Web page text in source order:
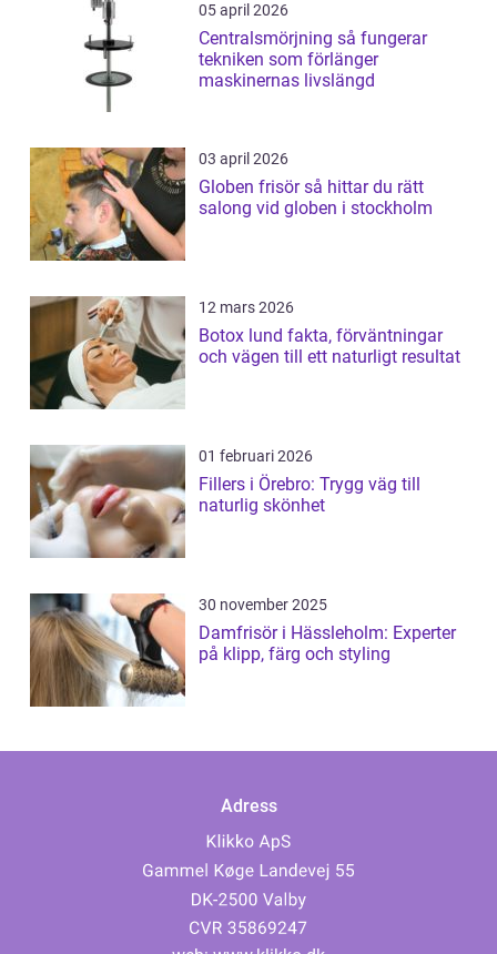
05 april 2026
Centralsmörjning så fungerar
tekniken som förlänger
maskinernas livslängd
03 april 2026
Globen frisör så hittar du rätt
salong vid globen i stockholm
12 mars 2026
Botox lund fakta, förväntningar
och vägen till ett naturligt resultat
01 februari 2026
Fillers i Örebro: Trygg väg till
naturlig skönhet
30 november 2025
Damfrisör i Hässleholm: Experter
på klipp, färg och styling
Adress